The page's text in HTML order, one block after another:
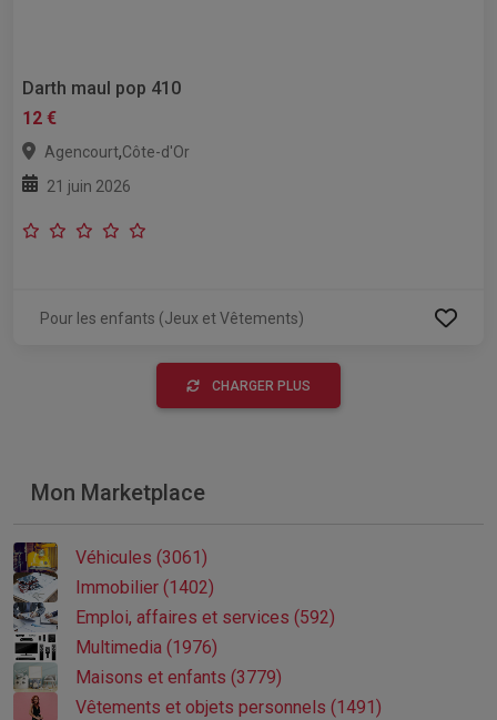
Darth maul pop 410
12 €
Agencourt,Côte-d'Or
21 juin 2026
Pour les enfants (Jeux et Vêtements)
CHARGER PLUS
Mon Marketplace
Véhicules (3061)
Immobilier (1402)
Emploi, affaires et services (592)
Multimedia (1976)
Maisons et enfants (3779)
Vêtements et objets personnels (1491)